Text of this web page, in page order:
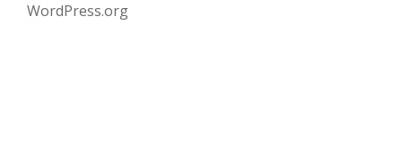
WordPress.org